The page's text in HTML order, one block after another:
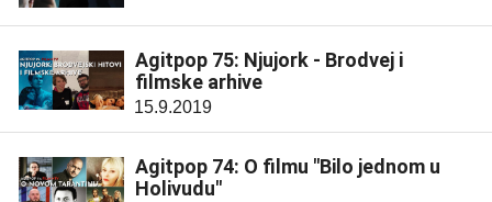
Agitpop 75: Njujork - Brodvej i
filmske arhive
15.9.2019
Agitpop 74: O filmu "Bilo jednom u
Holivudu"